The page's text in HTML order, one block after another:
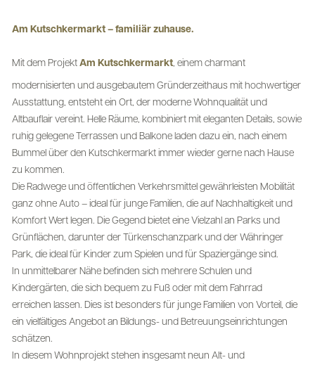
Am Kutschkermarkt – familiär zuhause.
Mit dem Projekt Am Kutschkermarkt, einem charmant
modernisierten und ausgebautem Gründerzeithaus mit hochwertiger
Ausstattung, entsteht ein Ort, der moderne Wohnqualität und
Altbauflair vereint. Helle Räume, kombiniert mit eleganten Details, sowie
ruhig gelegene Terrassen und Balkone laden dazu ein, nach einem
Bummel über den Kutschkermarkt immer wieder gerne nach Hause
zu kommen.
Die Radwege und öffentlichen Verkehrsmittel gewährleisten Mobilität
ganz ohne Auto – ideal für junge Familien, die auf Nachhaltigkeit und
Komfort Wert legen. Die Gegend bietet eine Vielzahl an Parks und
Grünflächen, darunter der Türkenschanzpark und der Währinger
Park, die ideal für Kinder zum Spielen und für Spaziergänge sind.
In unmittelbarer Nähe befinden sich mehrere Schulen und
Kindergärten, die sich bequem zu Fuß oder mit dem Fahrrad
erreichen lassen. Dies ist besonders für junge Familien von Vorteil, die
ein vielfältiges Angebot an Bildungs- und Betreuungseinrichtungen
schätzen.
In diesem Wohnprojekt stehen insgesamt neun Alt- und